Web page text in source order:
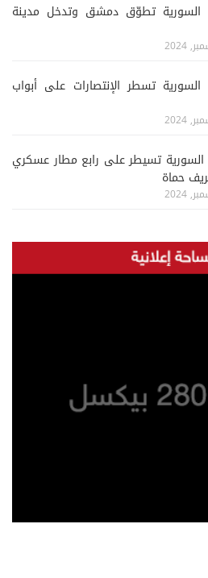
السورية تطوّق دمشق وتدخل مدينة
السورية تسطر الإنتصارات على أبواب
السورية تسيطر على رابع مطار عسكري
حماة